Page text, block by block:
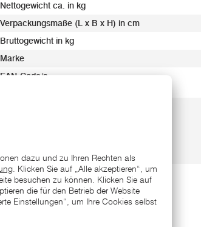
Nettogewicht ca. in kg
Verpackungsmaße (L x B x H) in cm
Bruttogewicht in kg
Marke
EAN-Code/s